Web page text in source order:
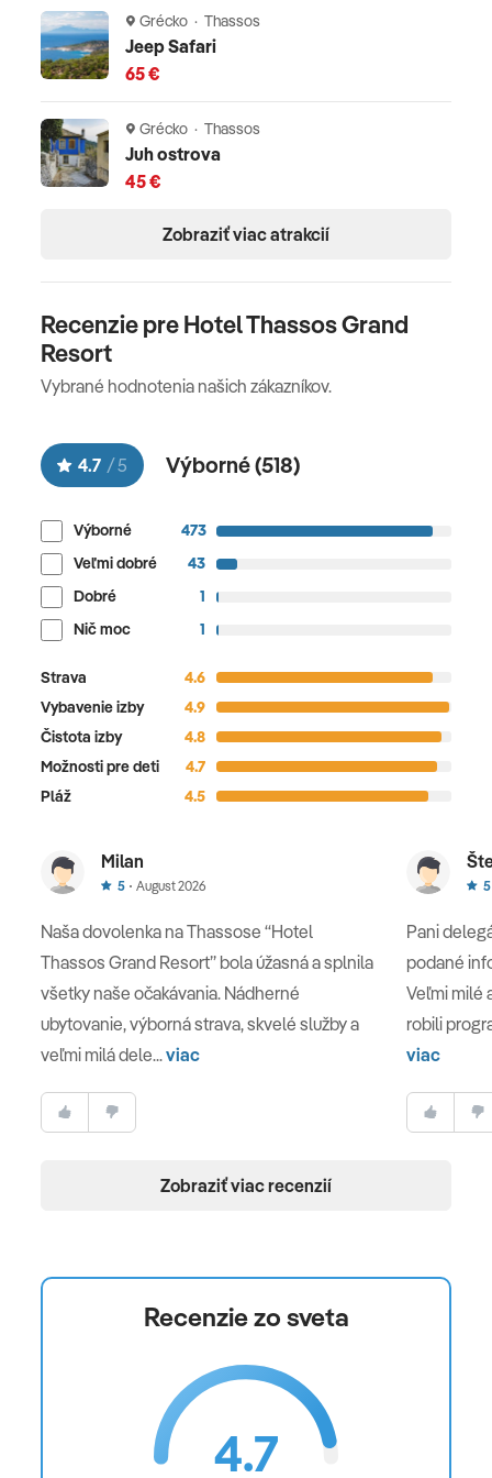
1.1.2025 pohybuje vo výške 2,00-15,00 EUR/izba/ deň
(napr. 5* hotel má taxu 15 EUR/izba/deň).
Oficiálne hodnotenie
*****
Grécko · Thassos
Jeep Safari
65 €
Grécko · Thassos
Juh ostrova
45 €
Zobraziť viac atrakcií
Recenzie pre Hotel Thassos Grand
Resort
Vybrané hodnotenia našich zákazníkov.
4.7 /5 Výborné (518)
Výborné
473
Veľmi dobré
43
Dobré
1
Nič moc
1
Strava
4.6
Vybavenie izby
4.9
Čistota izby
4.8
Možnosti pre deti
4.7
Pláž
4.5
Milan
5 August 2026
Naša dovolenka na Thassose “Hotel
Thassos Grand Resort” bola úžasná a splnila
všetky naše očakávania. Nádherné
ubytovanie, výborná strava, skvelé služby a
veľmi milá dele...viac
5
Pani
podané
Veľmi milé
robili
viac
Zobraziť viac recenzií
Recenzie zo sveta
4.7